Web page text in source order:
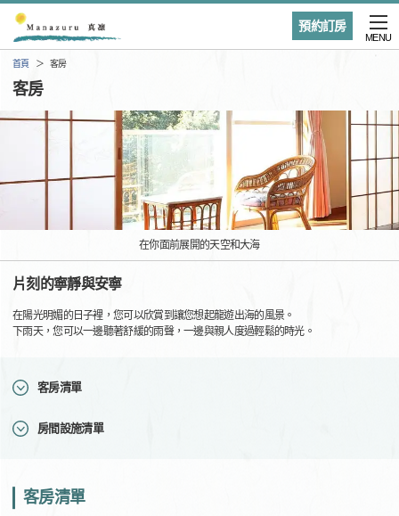
預約訂房
MENU
首頁 客房
客房
在你面前展開的天空和大海
片刻的寧靜與安寧
在陽光明媚的日子裡，您可以欣賞到讓您想起龍遊出海的風景。
下雨天，您可以一邊聽著舒緩的雨聲，一邊與親人度過輕鬆的時光。
客房清單
房間設施清單
客房清單